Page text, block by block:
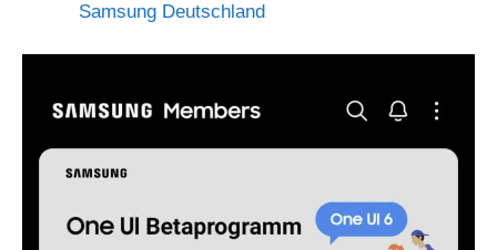
Samsung Deutschland